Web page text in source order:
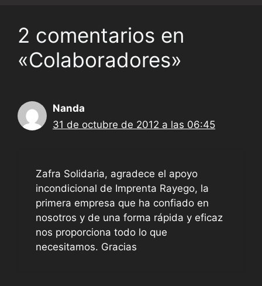
2 comentarios en
«Colaboradores»
Nanda
31 de octubre de 2012 a las 06:45
Zafra Solidaria, agradece el apoyo
incondicional de Imprenta Rayego, la
primera empresa que ha confiado en
nosotros y de una forma rápida y eficaz
nos proporciona todo lo que
necesitamos. Gracias